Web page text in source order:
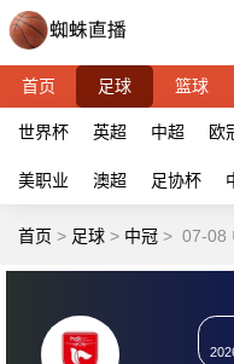
首页 足球 篮球
世界杯 英超 中超 欧
美职业 澳超 足协杯
首页 > 足球 > 中冠 > 07-08